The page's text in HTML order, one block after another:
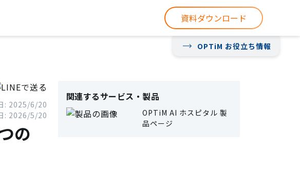
資料ダウンロード
OPTiM お役立ち情報
: 2025/6/20
: 2026/5/20
の
関連するサービス・製品
OPTiM AI ホスピタル 製
品ページ